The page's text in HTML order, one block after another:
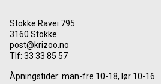
Stokke Ravei 795
3160 Stokke
post@krizoo.no
Tlf: 33 33 85 57
Åpningstider: man-fre 10-18, lør 10-16